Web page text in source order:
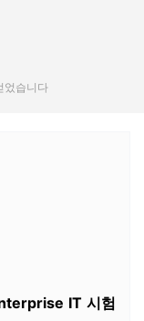
었습니다
IT 시험